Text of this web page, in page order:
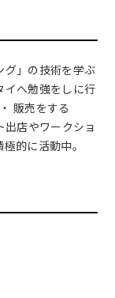
グ」の技術を学ぶ
イへ勉強をしに行
販売をする
店やワークショ
的に活動中。